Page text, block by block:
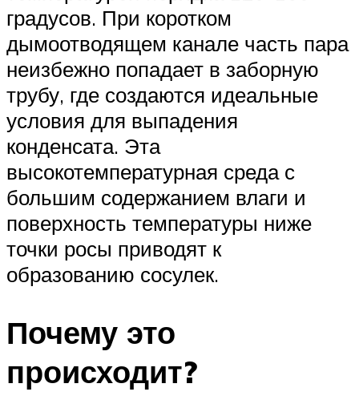
градусов. При коротком
дымоотводящем канале часть пара
неизбежно попадает в заборную
трубу, где создаются идеальные
условия для выпадения
конденсата. Эта
высокотемпературная среда с
большим содержанием влаги и
поверхность температуры ниже
точки росы приводят к
образованию сосулек.
Почему это
происходит?